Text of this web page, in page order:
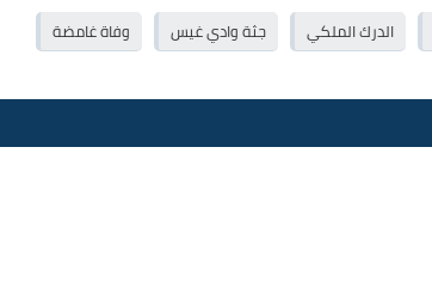
الدرك الملكي جثة وادي غيس وفاة غامضة